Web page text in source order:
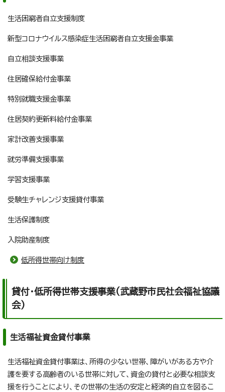
生活困窮者自立支援制度
新型コロナウイルス感染症生活困窮者自立支援金事業
自立相談支援事業
住居確保給付金事業
特別就職支援金事業
住居契約更新料給付金事業
家計改善支援事業
就労準備支援事業
学習支援事業
受験生チャレンジ支援貸付事業
生活保護制度
入院助産制度
低所得世帯向け制度
貸付・低所得世帯支援事業(武蔵野市民社会福祉協議
会)
生活福祉資金貸付事業
生活福祉資金貸付事業は、所得の少ない世帯、障がいがある方や介
護を要する高齢者のいる世帯に対して、資金の貸付と必要な相談支
援を行うことにより、その世帯の生活の安定と経済的自立を図るこ